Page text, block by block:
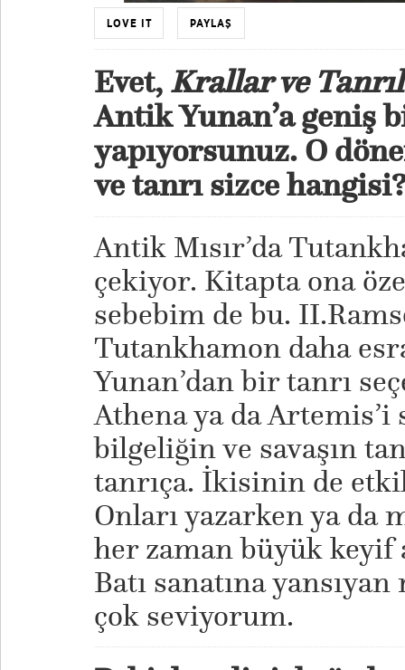
LOVE IT PAYLAŞ
Evet, Krallar ve
Antik Yunan’a geniş
yapıyorsunuz. O
ve tanrı sizce
Antik Mısır’da
çekiyor. Kitapta ona
sebebim de bu.
Tutankhamon daha
Yunan’dan bir tanrı
Athena ya da
bilgeliğin ve savaşın
tanrıça. İkisinin de
Onları yazarken ya
her zaman büyük keyif
Batı sanatına
çok seviyorum.